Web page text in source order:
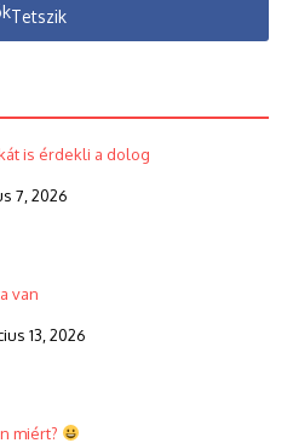
Tetszik
is érdekli a dolog
7, 2026
van
13, 2026
miért?